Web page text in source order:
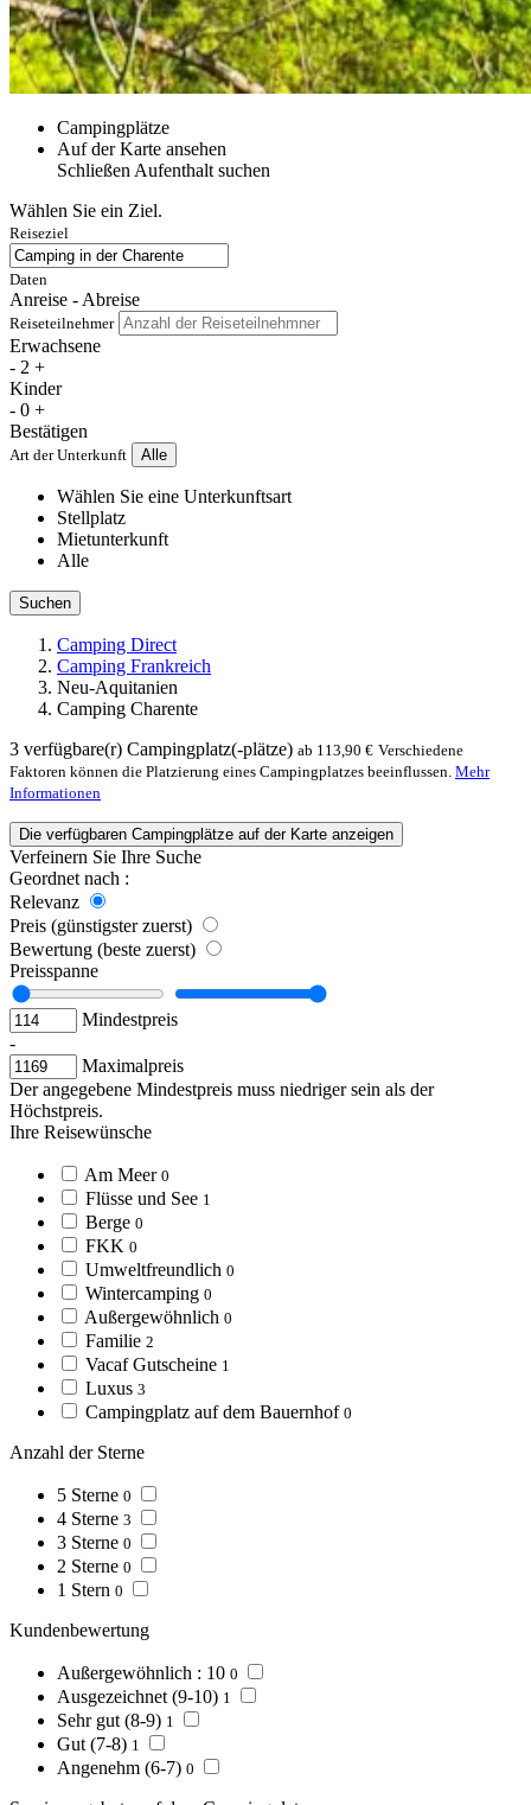
Campingplätze
Auf der Karte ansehen
SchließenAufenthalt suchen
Wählen Sie ein Ziel.
Reiseziel
Daten
Anreise - Abreise
Reiseteilnehmer
Erwachsene
- 2 +
Kinder
- 0 +
Bestätigen
Art der Unterkunft Alle
Wählen Sie eine Unterkunftsart
Stellplatz
Mietunterkunft
Alle
Suchen
Camping Direct
Camping Frankreich
Neu-Aquitanien
Camping Charente
3 verfügbare(r) Campingplatz(-plätze) ab 113,90 € Verschiedene
Faktoren können die Platzierung eines Campingplatzes beeinflussen. Mehr
Informationen
Die verfügbaren Campingplätze auf der Karte anzeigen
Verfeinern Sie Ihre Suche
Geordnet nach :
Relevanz
Preis (günstigster zuerst)
Bewertung (beste zuerst)
Preisspanne
Mindestpreis
-
Maximalpreis
Der angegebene Mindestpreis muss niedriger sein als der
Höchstpreis.
Ihre Reisewünsche
Am Meer 0
Flüsse und See 1
Berge 0
FKK 0
Umweltfreundlich 0
Wintercamping 0
Außergewöhnlich 0
Familie 2
Vacaf Gutscheine 1
Luxus 3
Campingplatz auf dem Bauernhof 0
Anzahl der Sterne
5 Sterne 0
4 Sterne 3
3 Sterne 0
2 Sterne 0
1 Stern 0
Kundenbewertung
Außergewöhnlich : 10 0
Ausgezeichnet (9-10) 1
Sehr gut (8-9) 1
Gut (7-8) 1
Angenehm (6-7) 0